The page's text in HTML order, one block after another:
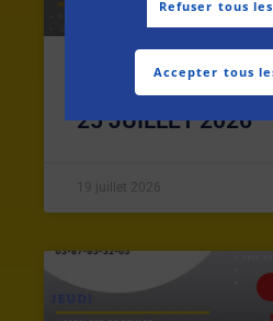
Refuser tous
Accepter tous
MENU DU LUNDI
25 JUILLET 2026
19 juillet 2026